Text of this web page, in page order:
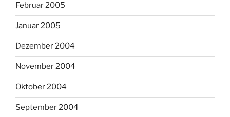
Februar 2005
Januar 2005
Dezember 2004
November 2004
Oktober 2004
September 2004